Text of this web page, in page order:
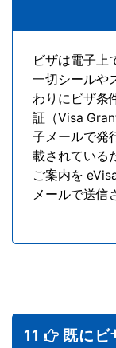
ビザは電子上
一切シールや
わりにビザ条
証（Visa
子メールで発
載されている
ご案内を
メールで送信
11
既にビ